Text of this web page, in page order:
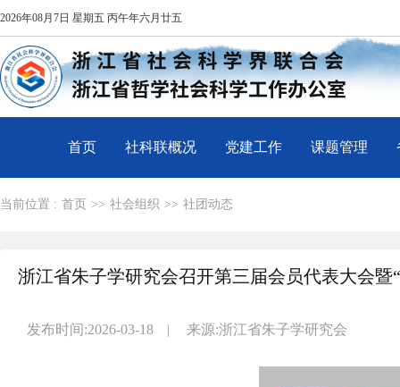
2026年08月7日 星期五 丙午年六月廿五
首页 社科联概况 党建工作 课题管理
当前位置 : 首页 >> 社会组织 >> 社团动态
浙江省朱子学研究会召开第三届会员代表大会暨
发布时间:2026-03-18 | 来源:浙江省朱子学研究会